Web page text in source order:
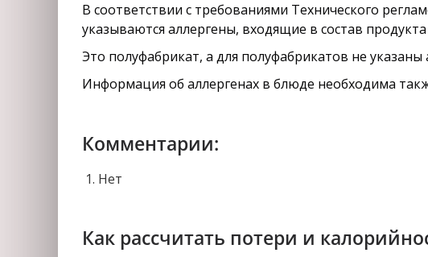
В соответствии с требованиями Технического
указываются аллергены, входящие в состав
Это полуфабрикат, а для полуфабрикатов не
Информация об аллергенах в блюде необходима
Комментарии:
Нет
Как рассчитать потери и